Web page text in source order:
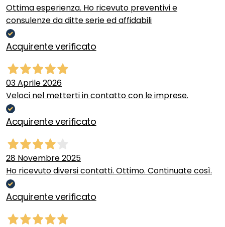
Ottima esperienza. Ho ricevuto preventivi e
consulenze da ditte serie ed affidabili
Acquirente verificato
03 Aprile 2026
Veloci nel metterti in contatto con le imprese.
Acquirente verificato
28 Novembre 2025
Ho ricevuto diversi contatti. Ottimo. Continuate così.
Acquirente verificato